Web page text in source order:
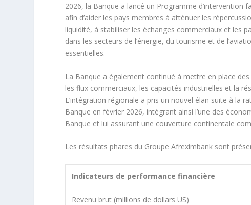
2026, la Banque a lancé un Programme d’intervention
afin d’aider les pays membres à atténuer les
liquidité, à stabiliser les échanges commerciaux et les
dans les secteurs de l’énergie, du tourisme et de
essentielles.
La Banque a également continué à mettre en place
les flux commerciaux, les capacités industrielles et la
L’intégration régionale a pris un nouvel élan suite à la
Banque en février 2026, intégrant ainsi l’une des
Banque et lui assurant une couverture continentale
Les résultats phares du Groupe Afreximbank sont
Indicateurs de performance financière
Revenu brut (millions de dollars US)